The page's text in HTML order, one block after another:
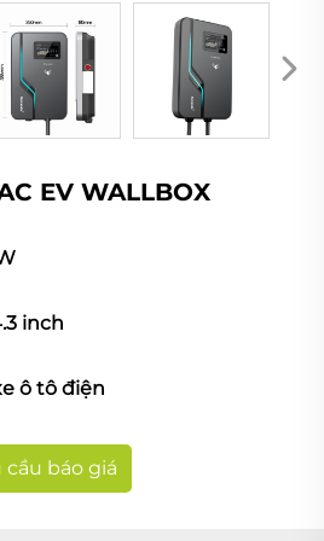
EV WALLBOX
inch
ô tô điện
cầu báo giá